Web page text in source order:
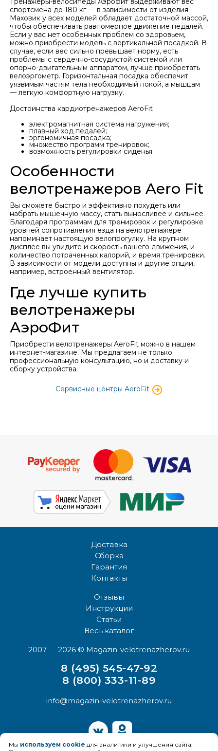
спортсмена до 180 кг — в зависимости от изделия.
Маховик у всех моделей обладает достаточной массой,
чтобы обеспечивать равномерное движение педалей.
Если у вас нет особенных проблем со здоровьем,
можно приобрести модель с вертикальной посадкой. В
случае, если вес сильно превышает норму, есть
проблемы с сердечно-сосудистой системой или
опорно-двигательным аппаратом, лучше приобретать
велоэргометр. Горизонтальная посадка обеспечит
уязвимым частям тела необходимый покой, а мышцам
— легкую комфортную нагрузку.
Достоинства кардиотренажеров AeroFit
электромагнитная система нагружения;
плавный ход педалей;
эргономичная посадка;
множество программ тренировок;
возможность регулировки сиденья.
Особенности
велотренажеров Aero Fit
Вы сможете быстро и эффективно похудеть или
набрать мышечную массу, стать выносливее и сильнее.
Благодаря программам для тренировок и регулировке
уровней сопротивления езда на велотренажере
напоминает настоящую велопрогулку. На крупном
дисплее вы увидите и скорость вашего движения, и
количество потраченных калорий, и время тренировки.
В зависимости от модели доступны и другие опции,
например, встроенный вентилятор.
Где лучше купить
велотренажеры
АэроФит
Приобрести велотренажеры AeroFit можно в нашем
интернет-магазине. Мы предлагаем не только
профессиональную консультацию, но и доставку и
сборку устройства.
Сервисные центры AeroFit
Доставка
Сборка
Гарантия
Контакты
Отзывы
Инструкции
Статьи
Весь каталог
2007 — 2026 © Magazin-velotrenazherov.ru
8 (495) 545-47-92
8 (800) 333-11-89
info@magazin-velotrenazherov.ru
Мы используем cookie для аналитики и улучшения сайта.